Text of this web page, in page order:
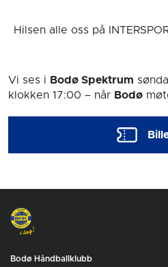
Hilsen alle oss på
Vi ses i Bodø Spektrum
klokken 17:00 – når Bodø
Bodø Håndballklubb